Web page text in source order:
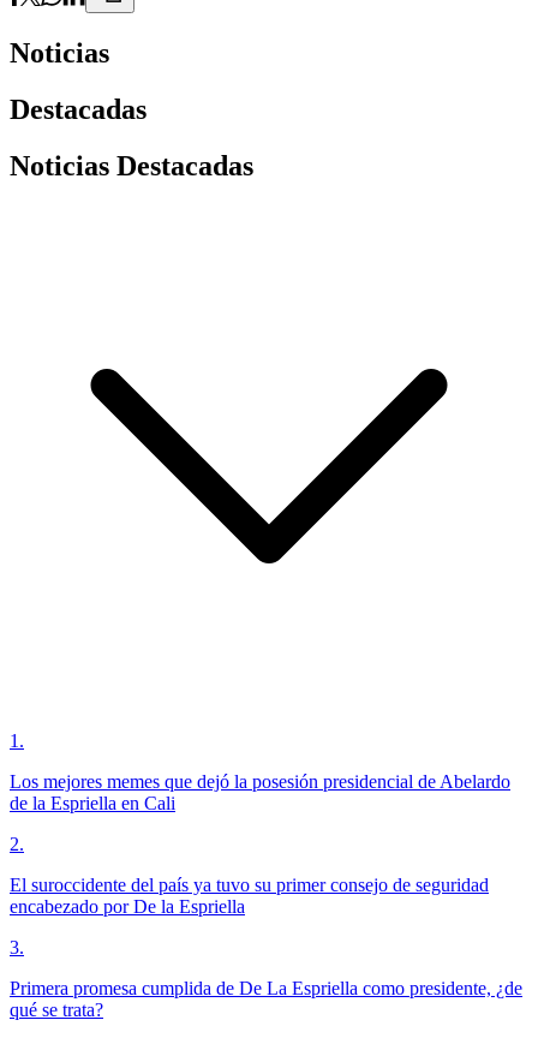
Noticias
Destacadas
Noticias Destacadas
1 .
Los mejores memes que dejó la posesión presidencial de Abelardo
de la Espriella en Cali
2.
El suroccidente del país ya tuvo su primer consejo de seguridad
encabezado por De la Espriella
3.
Primera promesa cumplida de De La Espriella como presidente, ¿de
qué se trata?